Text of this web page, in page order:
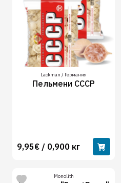
Lackman / Германия
Пельмени СССР
9,95€ / 0,900 кг
Monolith